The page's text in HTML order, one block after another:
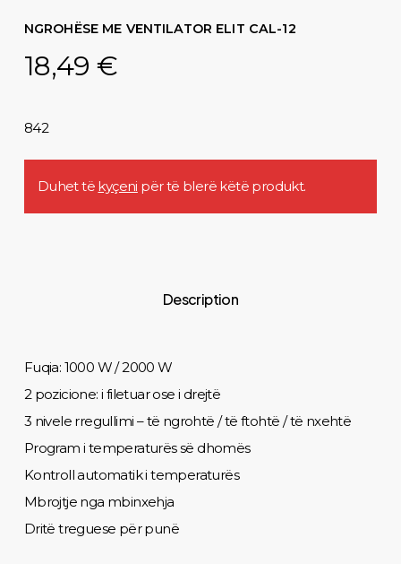
NGROHËSE ME VENTILATOR ELIT CAL-12
18,49€
842
Duhet të kyçeni për të blerë këtë produkt.
Description
Fuqia: 1000 W / 2000 W
2 pozicione: i filetuar ose i drejtë
3 nivele rregullimi – të ngrohtë / të ftohtë / të nxehtë
Program i temperaturës së dhomës
Kontroll automatik i temperaturës
Mbrojtje nga mbinxehja
Dritë treguese për punë